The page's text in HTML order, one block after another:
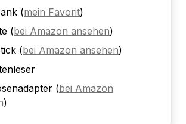
(mein Favorit)
(bei Amazon ansehen)
(bei Amazon ansehen)
(bei Amazon
)